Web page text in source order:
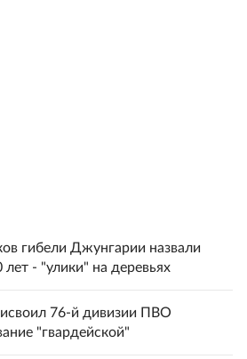
гибели Джунгарии назвали
лет - "улики" на деревьях
76-й дивизии ПВО
"гвардейской"